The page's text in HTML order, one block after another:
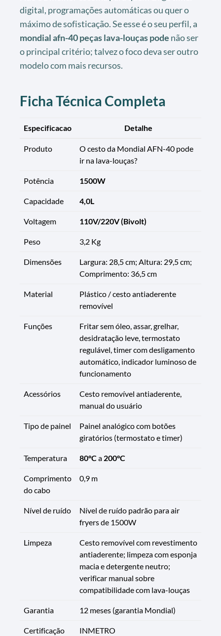
digital, programações automáticas ou quer o
máximo de sofisticação. Se esse é o seu perfil, a
mondial afn-40 peças lava-louças pode não ser
o principal critério; talvez o foco deva ser outro
modelo com mais recursos.
Ficha Técnica Completa
Especificacao Detalhe
Produto
O cesto da Mondial AFN-40 pode
ir na lava-louças?
Potência 1500W
Capacidade 4,0L
Voltagem 110V/220V (Bivolt)
Peso 3,2 Kg
Dimensões
Largura: 28,5 cm; Altura: 29,5 cm;
Comprimento: 36,5 cm
Material
Plástico / cesto antiaderente
removível
Funções
Fritar sem óleo, assar, grelhar,
desidratação leve, termostato
regulável, timer com desligamento
automático, indicador luminoso de
funcionamento
Acessórios
Cesto removível antiaderente,
manual do usuário
Tipo de painel
Painel analógico com botões
giratórios (termostato e timer)
Temperatura 80°Ca 200°C
Comprimento
do cabo
0,9 m
Nível de ruído
Nível de ruído padrão para air
fryers de 1500W
Limpeza
Cesto removível com revestimento
antiaderente; limpeza com esponja
macia e detergente neutro;
verificar manual sobre
compatibilidade com lava-louças
Garantia 12 meses (garantia Mondial)
Certificação INMETRO